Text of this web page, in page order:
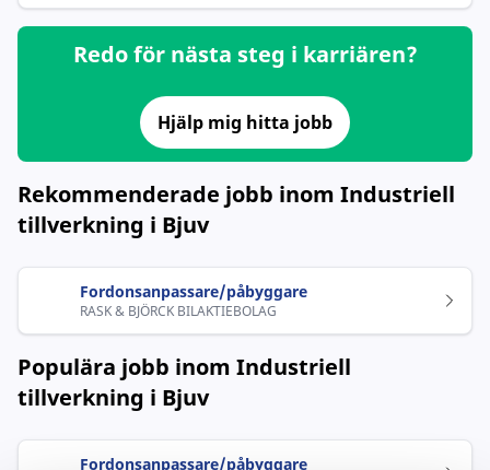
Redo för nästa steg i karriären?
Hjälp mig hitta jobb
Rekommenderade jobb inom Industriell
tillverkning i Bjuv
Fordonsanpassare/påbyggare
RASK & BJÖRCK BILAKTIEBOLAG
Populära jobb inom Industriell
tillverkning i Bjuv
Fordonsanpassare/påbyggare